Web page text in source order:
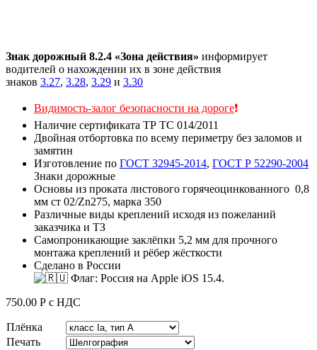
Знак дорожный 8.2.4 «Зона действия» информирует
водителей о нахождении их в зоне действия
знаков 3.27, 3.28, 3.29 и 3.30
Видимость-залог безопасности на дороге❗
Наличие сертификата ТР ТС 014/2011
Двойная отбортовка по всему периметру без заломов и
замятин
Изготовление по ГОСТ 32945-2014, ГОСТ Р 52290-2004
Знаки дорожные
Основы из проката листового горячеоцинкованного 0,8
мм ст 02/Zn275, марка 350
Различные виды креплений исходя из пожеланий
заказчика и ТЗ
Самопроникающие заклёпки 5,2 мм для прочного
монтажа креплений и рёбер жёсткости
Сделано в России
750.00 Р с НДС
Плёнка
Печать